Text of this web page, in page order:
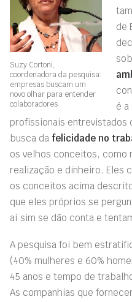
Suzy Cortoni,
coordenadora da pesquisa:
empresas buscam um
novo olhar para entender
colaboradores
de
é
profissionais entrevistados
busca da felicidade no
os velhos conceitos, como
realização e dinheiro. Eles
os conceitos acima
que eles próprios se
aí sim se dão conta e
A pesquisa foi bem
(40% mulheres e 60%
45 anos e tempo de
As companhias que